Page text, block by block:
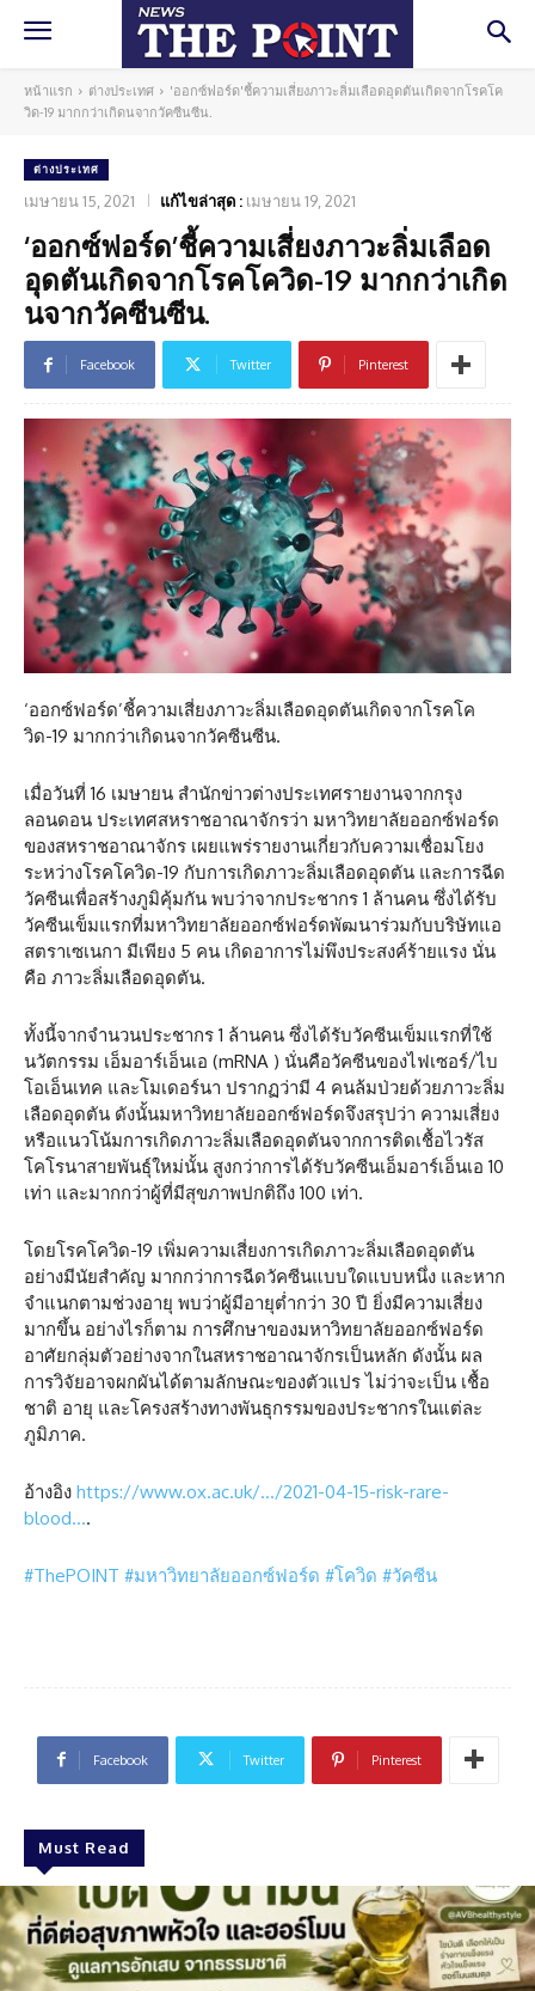
หน้าแรก ต่างประเทศ
'ออกซ์ฟอร์ด'ชี้ความเสี่ยงภาวะลิ่มเลือดอุดตันเกิดจากโรคโค
วิด-19 มากกว่าเกิดนจากวัคซีนซีน.
ต่างประเทศ
เมษายน 15, 2021 แก้ไขล่าสุด : เมษายน 19, 2021
‘ออกซ์ฟอร์ด’ชี้ความเสี่ยงภาวะลิ่มเลือด
อุดตันเกิดจากโรคโควิด-19 มากกว่าเกิด
นจากวัคซีนซีน.
Facebook Twitter Pinterest
‘ออกซ์ฟอร์ด’ชี้ความเสี่ยงภาวะลิ่มเลือดอุดตันเกิดจากโรคโค
วิด-19 มากกว่าเกิดนจากวัคซีนซีน.
เมื่อวันที่ 16 เมษายน สำนักข่าวต่างประเทศรายงานจากกรุง
ลอนดอน ประเทศสหราชอาณาจักรว่า มหาวิทยาลัยออกซ์ฟอร์ด
ของสหราชอาณาจักร เผยแพร่รายงานเกี่ยวกับความเชื่อมโยง
ระหว่างโรคโควิด-19 กับการเกิดภาวะลิ่มเลือดอุดตัน และการฉีด
วัคซีนเพื่อสร้างภูมิคุ้มกัน พบว่าจากประชากร 1 ล้านคน ซึ่งได้รับ
วัคซีนเข็มแรกที่มหาวิทยาลัยออกซ์ฟอร์ดพัฒนาร่วมกับบริษัทแอ
สตราเซเนกา มีเพียง 5 คน เกิดอาการไม่พึงประสงค์ร้ายแรง นั่น
คือ ภาวะลิ่มเลือดอุดตัน.
ทั้งนี้จากจำนวนประชากร 1 ล้านคน ซึ่งได้รับวัคซีนเข็มแรกที่ใช้
นวัตกรรม เอ็มอาร์เอ็นเอ (mRNA ) นั่นคือวัคซีนของไฟเซอร์/ไบ
โอเอ็นเทค และโมเดอร์นา ปรากฏว่ามี 4 คนล้มป่วยด้วยภาวะลิ่ม
เลือดอุดตัน ดังนั้นมหาวิทยาลัยออกซ์ฟอร์ดจึงสรุปว่า ความเสี่ยง
หรือแนวโน้มการเกิดภาวะลิ่มเลือดอุดตันจากการติดเชื้อไวรัส
โคโรนาสายพันธุ์ใหม่นั้น สูงกว่าการได้รับวัคซีนเอ็มอาร์เอ็นเอ 10
เท่า และมากกว่าผู้ที่มีสุขภาพปกติถึง 100 เท่า.
โดยโรคโควิด-19 เพิ่มความเสี่ยงการเกิดภาวะลิ่มเลือดอุดตัน
อย่างมีนัยสำคัญ มากกว่าการฉีดวัคซีนแบบใดแบบหนึ่ง และหาก
จำแนกตามช่วงอายุ พบว่าผู้มีอายุต่ำกว่า 30 ปี ยิ่งมีความเสี่ยง
มากขึ้น อย่างไรก็ตาม การศึกษาของมหาวิทยาลัยออกซ์ฟอร์ด
อาศัยกลุ่มตัวอย่างจากในสหราชอาณาจักรเป็นหลัก ดังนั้น ผล
การวิจัยอาจผกผันได้ตามลักษณะของตัวแปร ไม่ว่าจะเป็น เชื้อ
ชาติ อายุ และโครงสร้างทางพันธุกรรมของประชากรในแต่ละ
ภูมิภาค.
อ้างอิง https://www.ox.ac.uk/…/2021-04-15-risk-rare-
blood….
#ThePOINT #มหาวิทยาลัยออกซ์ฟอร์ด #โควิด #วัคซีน
Facebook Twitter Pinterest
Must Read